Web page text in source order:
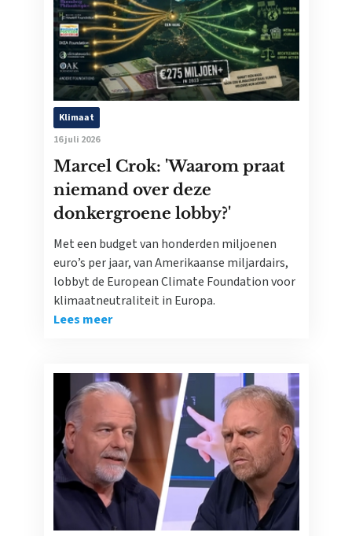
Klimaat
16 juli 2026
Marcel Crok: 'Waarom praat
niemand over deze
donkergroene lobby?'
Met een budget van honderden miljoenen
euro’s per jaar, van Amerikaanse miljardairs,
lobbyt de European Climate Foundation voor
klimaatneutraliteit in Europa.
Lees meer